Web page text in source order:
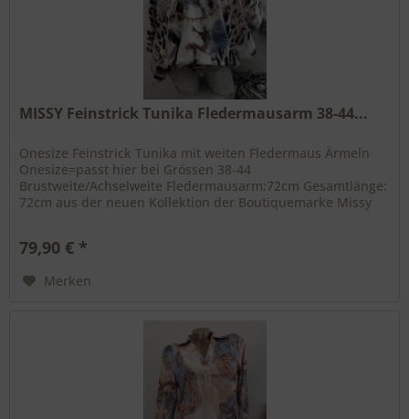
MISSY Feinstrick Tunika Fledermausarm 38-44...
Onesize Feinstrick Tunika mit weiten Fledermaus Ärmeln
Onesize=passt hier bei Grössen 38-44
Brustweite/Achselweite Fledermausarm:72cm Gesamtlänge:
72cm aus der neuen Kollektion der Boutiquemarke Missy
79,90 € *
Merken